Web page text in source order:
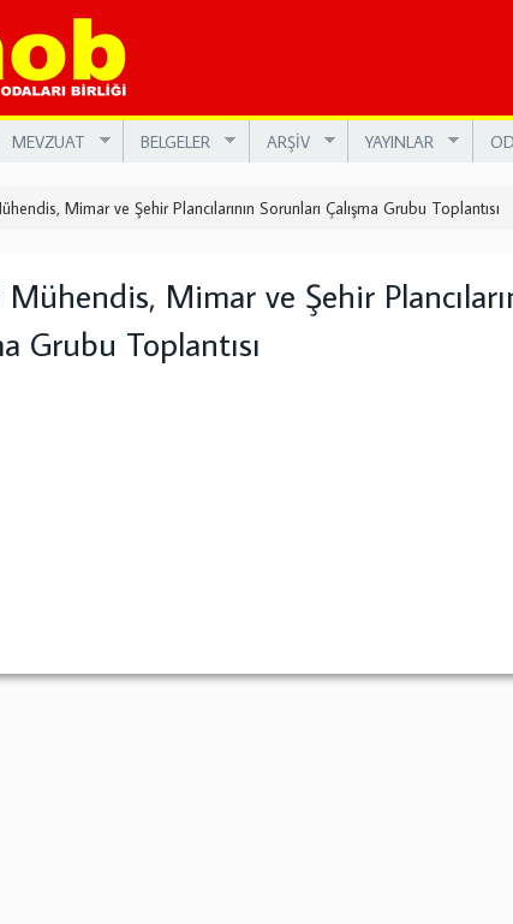
MEVZUAT BELGELER ARŞİV YAYINLAR
Mimar ve Şehir Plancılarının Sorunları Çalışma Grubu Toplantısı
Mimar ve Şehir
Grubu Toplantısı